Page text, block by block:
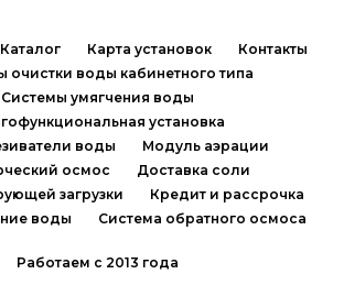
Каталог Карта установок
Контакты
очистки воды кабинетного типа
Системы умягчения воды
установка
воды
Модуль аэрации
осмос
Доставка соли
загрузки
Кредит и рассрочка
воды
Система обратного осмоса
Работаем с 2013 года